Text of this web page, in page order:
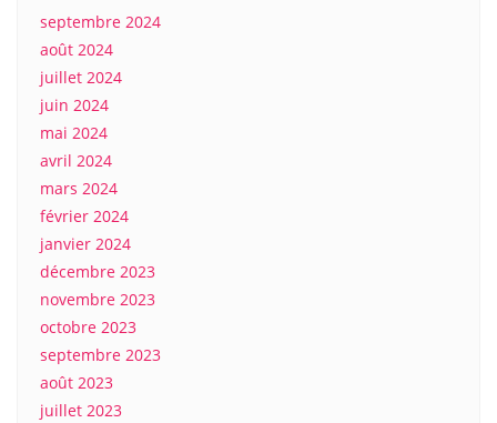
septembre 2024
août 2024
juillet 2024
juin 2024
mai 2024
avril 2024
mars 2024
février 2024
janvier 2024
décembre 2023
novembre 2023
octobre 2023
septembre 2023
août 2023
juillet 2023